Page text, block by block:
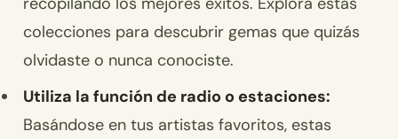
colecciones para descubrir gemas que quizás
olvidaste o nunca conociste.
Utiliza la función de radio o estaciones:
Basándose en tus artistas favoritos, estas